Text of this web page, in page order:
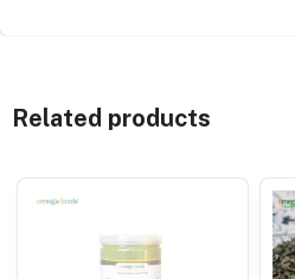
Related products